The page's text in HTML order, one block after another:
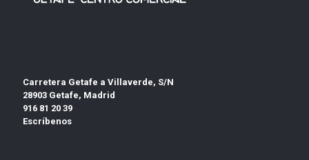
Carretera Getafe a Villaverde, S/N
28903 Getafe, Madrid
916 81 20 39
Escríbenos